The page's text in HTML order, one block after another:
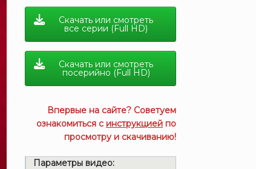
Скачать или смотреть
все серии (Full HD)
Скачать или смотреть
посерийно (Full HD)
Впервые на сайте? Советуем
ознакомиться с инструкцией по
просмотру и скачиванию!
Параметры видео: